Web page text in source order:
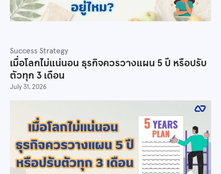
Success Strategy
เมื่อโลกไม่แน่นอน ธุรกิจควรวางแผน 5 ปี หรือปรับ
ตัวทุก 3 เดือน
July 31, 2026